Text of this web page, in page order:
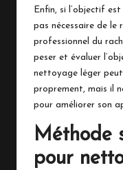
Enfin, si l’objectif
pas nécessaire de
professionnel du
peser et évaluer
nettoyage léger
proprement, mais il
pour améliorer son
Méthode
pour